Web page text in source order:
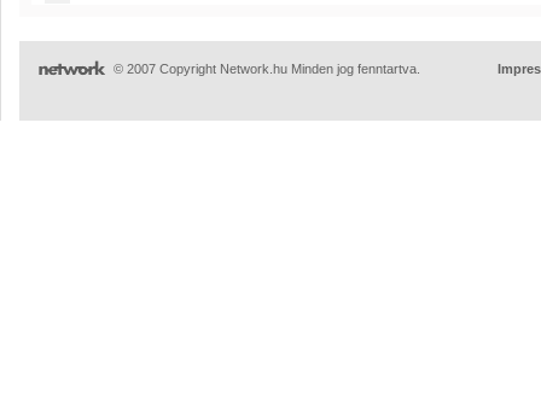
© 2007 Copyright Network.hu Minden jog fenntartva.